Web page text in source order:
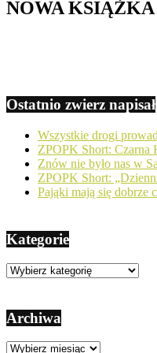
NOWA
Ostatnio zwierz napisał
Wszystkie drogi
ZPOPK Short: Czarna
Znów nie było nas w
ZPOPK Short:
Pająki mają się dobrze
Kategorie
Kategorie
Archiwa
Archiwa